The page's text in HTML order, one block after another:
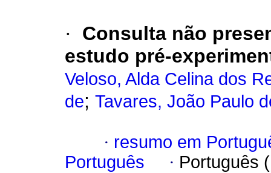
·
Consulta não
estudo pré-
Veloso, Alda Celina dos
de; Tavares, João Paulo
· resumo em
Português
· Português